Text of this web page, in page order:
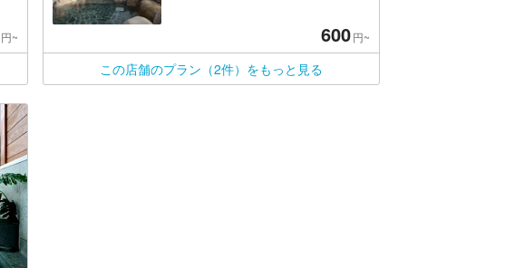
円~ 600円~
この店舗のプラン（2件）をもっと見る